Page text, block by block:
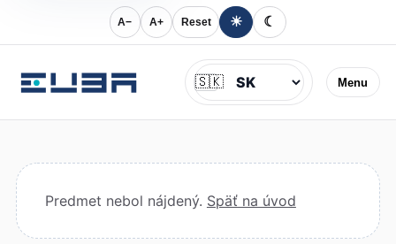
A− A+ Reset ☀ ☾
Menu
Jazyk
🇸🇰
Predmet nebol nájdený. Späť na úvod